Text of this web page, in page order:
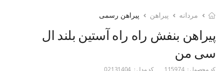
مردانه پیراهن پیراهن رسمی
پیراهن بنفش راه راه آستین بلند ال
سی من